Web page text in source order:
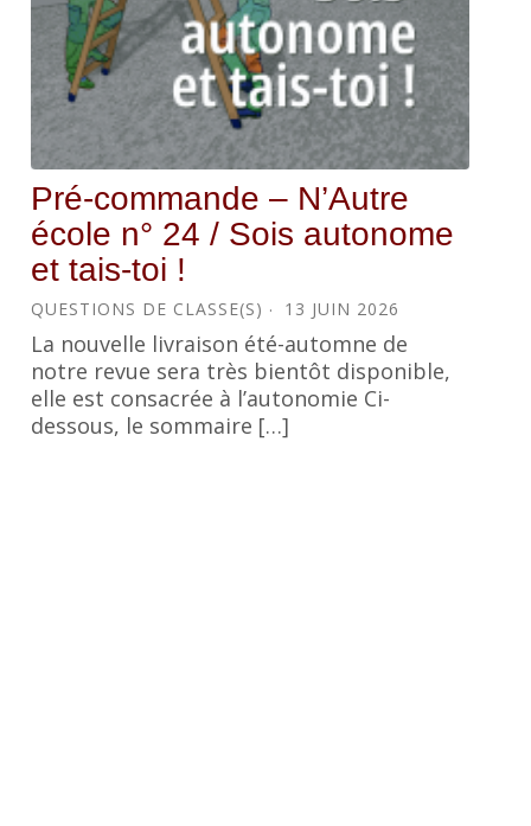
Pré-commande – N’Autre
école n° 24 / Sois autonome
et tais-toi !
QUESTIONS DE CLASSE(S) 13 JUIN 2026
La nouvelle livraison été-automne de
notre revue sera très bientôt disponible,
elle est consacrée à l’autonomie Ci-
dessous, le sommaire […]